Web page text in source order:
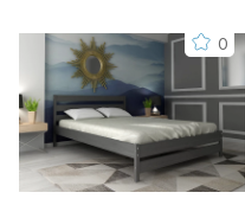
140x190
140x195
140x200
140x210
145x200
0